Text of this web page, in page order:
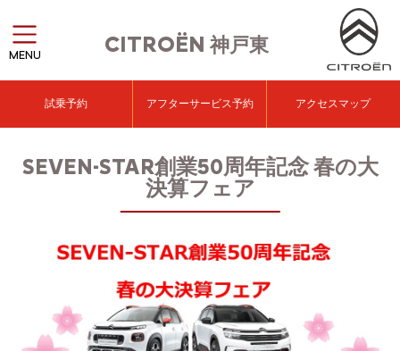
CITROËN神戸東
MENU
試乗予約 アフターサービス予約 アクセスマップ
SEVEN-STAR創業50周年記念 春の大
決算フェア